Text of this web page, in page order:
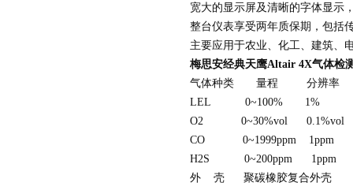
宽大的显示屏及清晰的字体显示
整台仪表享受两年质保期，包括
主要应用于农业、化工、建筑、
梅思安经典天鹰Altair 4X气体检
气体种类 量程 分辨率
LEL 0~100% 1%
O2 0~30%vol 0.1%vol
CO 0~1999ppm 1ppm
H2S 0~200ppm 1ppm
外 壳 聚碳橡胶复合外壳